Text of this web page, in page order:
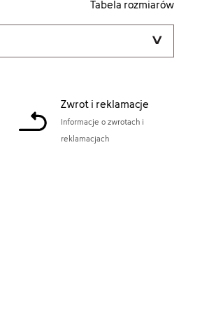
Tabela rozmiarów
Zwrot i reklamacje
Informacje o zwrotach i
reklamacjach